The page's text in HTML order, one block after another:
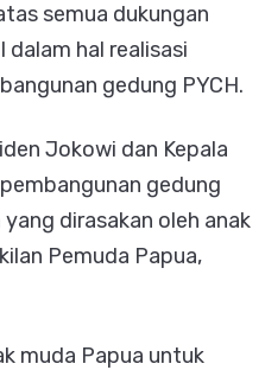
semua dukungan
dalam hal realisasi
gedung PYCH.
Jokowi dan Kepala
gedung
dirasakan oleh anak
Pemuda Papua,
muda Papua untuk